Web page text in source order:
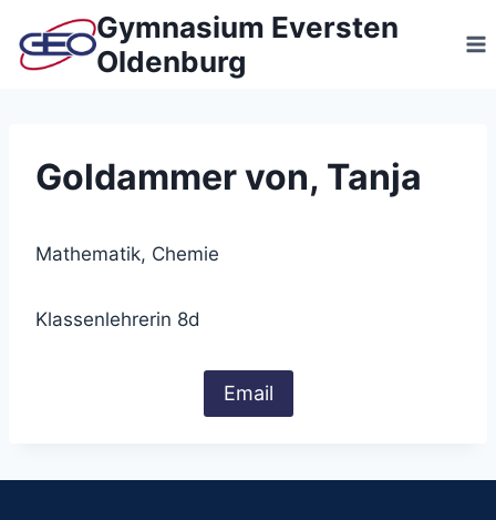
Inhalt
springen
Gymnasium Eversten
Oldenburg
Goldammer von, Tanja
Mathematik, Chemie
Klassenlehrerin 8d
Email